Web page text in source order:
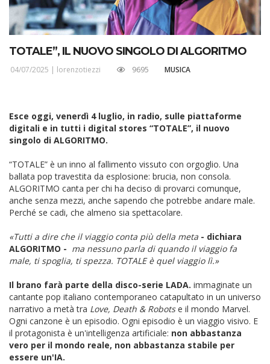
TOTALE”, IL NUOVO SINGOLO DI ALGORITMO
04/07/2025 | lorenzotiezzi 9695 MUSICA
Esce oggi, venerdì 4 luglio, in radio, sulle piattaforme
digitali e in tutti i digital stores “TOTALE”, il nuovo
singolo di ALGORITMO.
“TOTALE” è un inno al fallimento vissuto con orgoglio. Una
ballata pop travestita da esplosione: brucia, non consola.
ALGORITMO canta per chi ha deciso di provarci comunque,
anche senza mezzi, anche sapendo che potrebbe andare male.
Perché se cadi, che almeno sia spettacolare.
«Tutti a dire che il viaggio conta più della meta - dichiara
ALGORITMO - ma nessuno parla di quando il viaggio fa
male, ti spoglia, ti spezza. TOTALE è quel viaggio lì.»
Il brano farà parte della disco-serie LADA. immaginate un
cantante pop italiano contemporaneo catapultato in un universo
narrativo a metà tra Love, Death & Robotse il mondo Marvel.
Ogni canzone è un episodio. Ogni episodio è un viaggio visivo. E
il protagonista è un'intelligenza artificiale: non abbastanza
vero per il mondo reale, non abbastanza stabile per
essere un'IA.